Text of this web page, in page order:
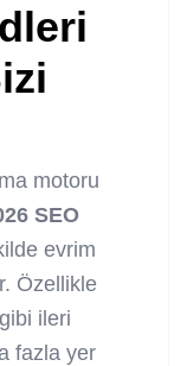
motoru
SEO
evrim
Özellikle
ileri
fazla yer